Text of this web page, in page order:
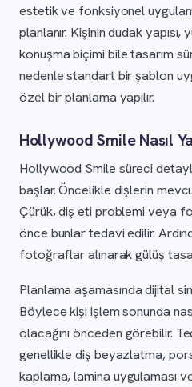
estetik ve fonksiyonel
planlanır. Kişinin dudak
konuşma biçimi bile tasarım
nedenle standart bir şablon
özel bir planlama yapılır.
Hollywood Smile Nasıl
Hollywood Smile süreci
başlar. Öncelikle dişlerin
Çürük, diş eti problemi veya
önce bunlar tedavi edilir.
fotoğraflar alınarak gülüş
Planlama aşamasında dijital
Böylece kişi işlem sonunda
olacağını önceden görebilir.
genellikle diş beyazlatma,
kaplama, lamina uygulaması